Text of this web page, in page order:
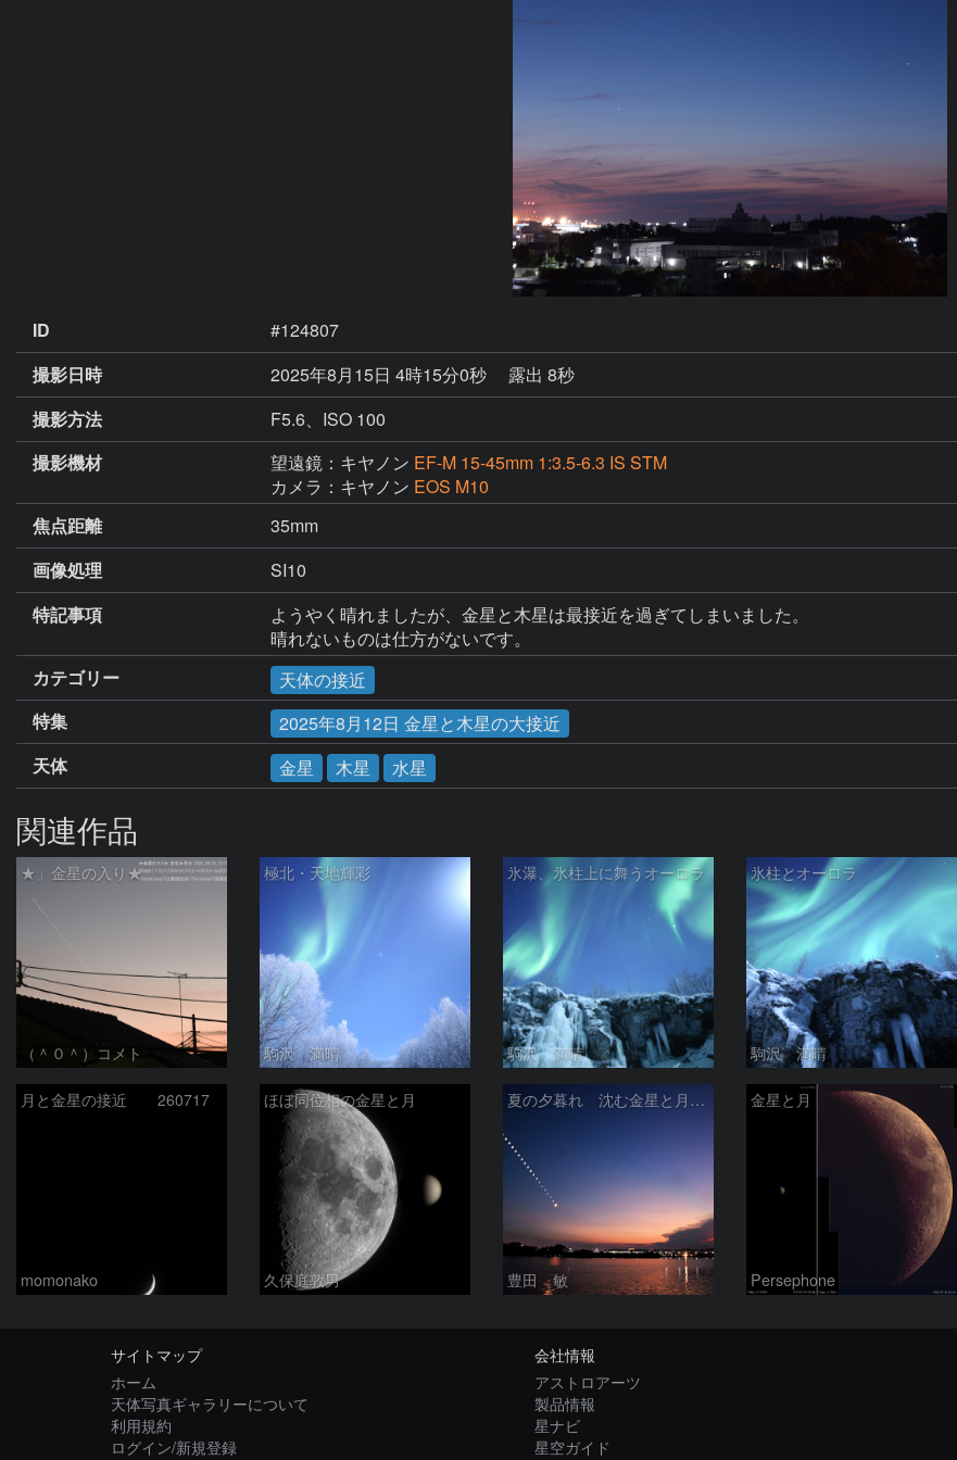
ID
#124807
撮影日時
2025年8月15日 4時15分0秒
露出 8秒
撮影方法
F5.6、ISO 100
撮影機材
望遠鏡：キヤノン EF-M 15-45mm 1:3.5-6.3 IS STM
カメラ：キヤノン EOS M10
焦点距離
35mm
画像処理
SI10
特記事項
ようやく晴れましたが、金星と木星は最接近を過ぎてしまいました。
晴れないものは仕方がないです。
カテゴリー
天体の接近
特集
2025年8月12日 金星と木星の大接近
天体
金星 木星 水星
関連作品
★」金星の入り★
（＾０＾）コメト
極北・天地輝彩
駒沢 満晴
氷瀑、氷柱上に舞うオーロラ
駒沢 満晴
氷柱とオーロラ
駒沢 満晴
月と金星の接近 260717
momonako
ほぼ同位相の金星と月
久保庭敦男
夏の夕暮れ 沈む金星と月 2026/7/20
豊田 敏
金星と月
Persephone
サイトマップ
ホーム
天体写真ギャラリーについて
利用規約
ログイン/新規登録
会社情報
アストロアーツ
製品情報
星ナビ
星空ガイド